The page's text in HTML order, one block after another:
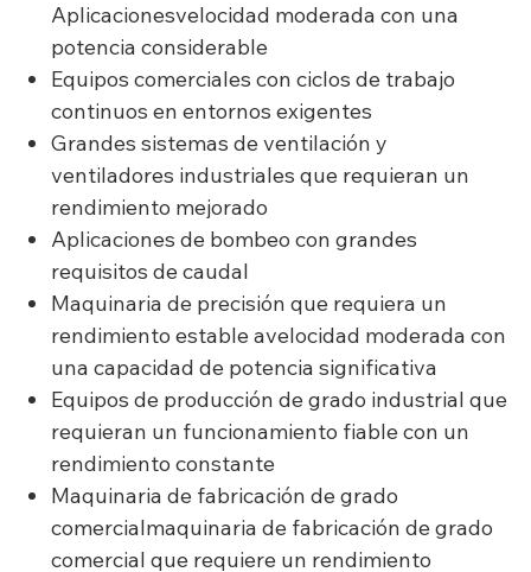
Aplicacionesvelocidad moderada con una
potencia considerable
Equipos comerciales con ciclos de trabajo
continuos en entornos exigentes
Grandes sistemas de ventilación y
ventiladores industriales que requieran un
rendimiento mejorado
Aplicaciones de bombeo con grandes
requisitos de caudal
Maquinaria de precisión que requiera un
rendimiento estable avelocidad moderada con
una capacidad de potencia significativa
Equipos de producción de grado industrial que
requieran un funcionamiento fiable con un
rendimiento constante
Maquinaria de fabricación de grado
comercialmaquinaria de fabricación de grado
comercial que requiere un rendimiento